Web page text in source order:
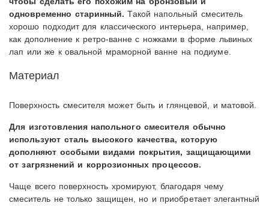
одновременно старинный. Такой напольный смеситель
хорошо подходит для классического интерьера, например,
как дополнение к ретро-ванне с ножками в форме львиных
лап или же к овальной мраморной ванне на подиуме.
Материал
Поверхность смесителя может быть и глянцевой, и матовой.
Для изготовления напольного смесителя обычно
используют сталь высокого качества, которую
дополняют особыми видами покрытия, защищающими
от загрязнений и коррозионных процессов.
Чаще всего поверхность хромируют, благодаря чему
смеситель не только защищен, но и приобретает элегантный